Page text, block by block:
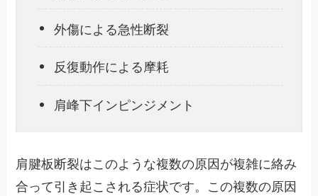
外傷による急性断裂
反復動作による摩耗
肩峰下インピンジメント
肩腱板断裂はこのような複数の原因が複雑に絡み
合って引き起こされる症状です。この複数の原因